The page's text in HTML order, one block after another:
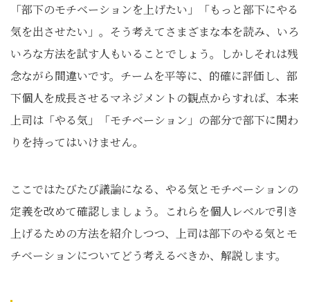
「部下のモチベーションを上げたい」「もっと部下にやる
気を出させたい」。そう考えてさまざまな本を読み、いろ
いろな方法を試す人もいることでしょう。しかしそれは残
念ながら間違いです。チームを平等に、的確に評価し、部
下個人を成長させるマネジメントの観点からすれば、本来
上司は「やる気」「モチベーション」の部分で部下に関わ
りを持ってはいけません。
ここではたびたび議論になる、やる気とモチベーションの
定義を改めて確認しましょう。これらを個人レベルで引き
上げるための方法を紹介しつつ、上司は部下のやる気とモ
チベーションについてどう考えるべきか、解説します。